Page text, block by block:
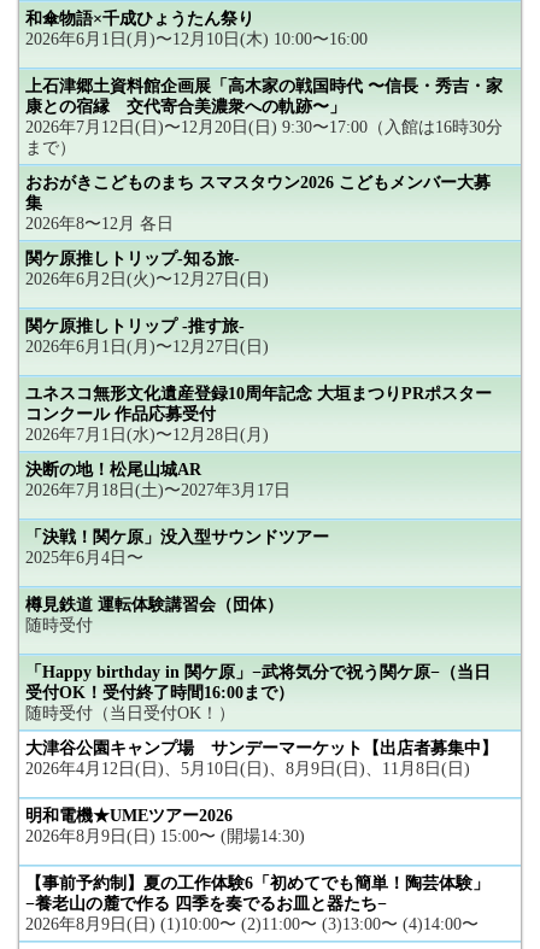
和傘物語×千成ひょうたん祭り
2026年6月1日(月)〜12月10日(木) 10:00〜16:00
上石津郷土資料館企画展「高木家の戦国時代 〜信長・秀吉・家
康との宿縁 交代寄合美濃衆への軌跡〜」
2026年7月12日(日)〜12月20日(日) 9:30〜17:00（入館は16時30分
まで）
おおがきこどものまち スマスタウン2026 こどもメンバー大募
集
2026年8〜12月 各日
関ケ原推しトリップ-知る旅-
2026年6月2日(火)〜12月27日(日)
関ケ原推しトリップ -推す旅-
2026年6月1日(月)〜12月27日(日)
ユネスコ無形文化遺産登録10周年記念 大垣まつりPRポスター
コンクール 作品応募受付
2026年7月1日(水)〜12月28日(月)
決断の地！松尾山城AR
2026年7月18日(土)〜2027年3月17日
「決戦！関ケ原」没入型サウンドツアー
2025年6月4日〜
樽見鉄道 運転体験講習会（団体）
随時受付
「Happy birthday in 関ケ原」−武将気分で祝う関ケ原−（当日
受付OK！受付終了時間16:00まで）
随時受付（当日受付OK！）
大津谷公園キャンプ場 サンデーマーケット【出店者募集中】
2026年4月12日(日)、5月10日(日)、8月9日(日)、11月8日(日)
明和電機★UMEツアー2026
2026年8月9日(日) 15:00〜 (開場14:30)
【事前予約制】夏の工作体験6「初めてでも簡単！陶芸体験」
−養老山の麓で作る 四季を奏でるお皿と器たち−
2026年8月9日(日) (1)10:00〜 (2)11:00〜 (3)13:00〜 (4)14:00〜